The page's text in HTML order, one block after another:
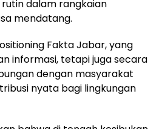
dalam rangkaian
mendatang.
Fakta Jabar, yang
informasi, tetapi juga secara
dengan masyarakat
nyata bagi lingkungan